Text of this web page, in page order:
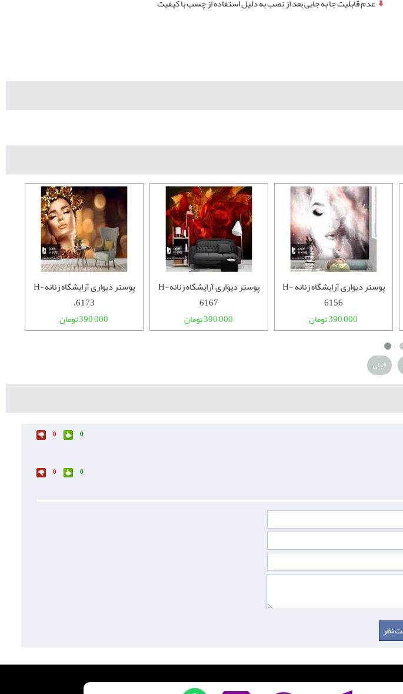
عدم قابلیت جا به جایی بعد از نصب به دلیل استفاده از چسب با کیفیت
390,000 تومان
پوستر دیواری آرایشگاه زنانهH-
390,000 تومان
پوستر دیواری آرایشگاه زنانه H-
390,000 تومان
پوستر دیواری آرایشگاه زنانهH-
قبلی
0
0
0
0